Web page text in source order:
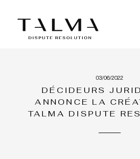
03/06/2022
DÉCIDEURS
ANNONCE LA
TALMA DISPUTE